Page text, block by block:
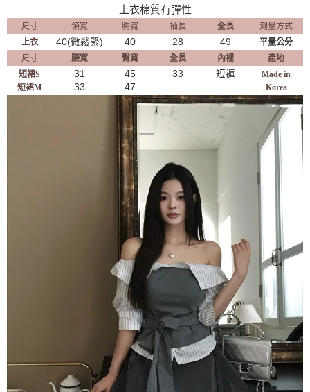
上衣棉質有彈性
尺寸 領寬 胸寬 袖長 全長
測量方式
上衣
40(微鬆緊) 40 28 49
平量公分
尺寸
腰寬 臀寬 全長 內裡
產地
短裙S
短裙M
31
33
45
47
33 短褲
Made in
Korea